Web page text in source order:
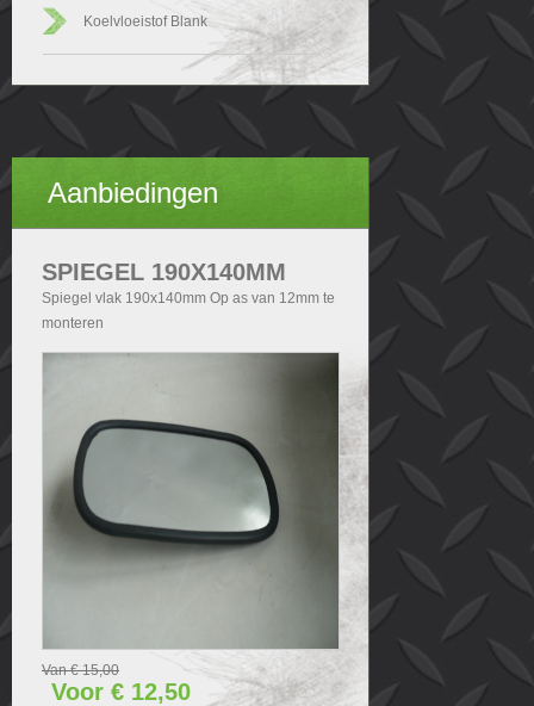
Koelvloeistof Blank
Aanbiedingen
SPIEGEL 190X140MM
Spiegel vlak 190x140mm Op as van 12mm te
monteren
Van € 15,00
Voor € 12,50